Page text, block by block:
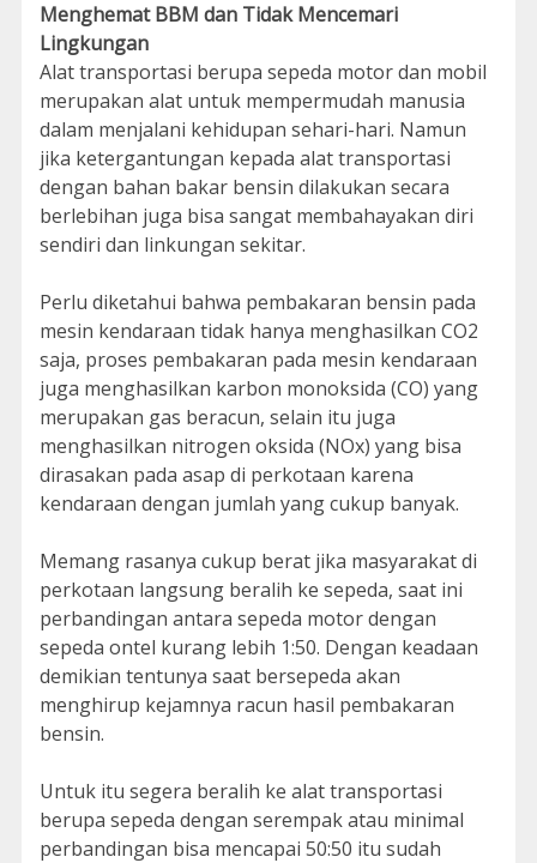
Menghemat BBM dan Tidak Mencemari
Lingkungan
Alat transportasi berupa sepeda motor dan mobil
merupakan alat untuk mempermudah manusia
dalam menjalani kehidupan sehari-hari. Namun
jika ketergantungan kepada alat transportasi
dengan bahan bakar bensin dilakukan secara
berlebihan juga bisa sangat membahayakan diri
sendiri dan linkungan sekitar.
Perlu diketahui bahwa pembakaran bensin pada
mesin kendaraan tidak hanya menghasilkan CO2
saja, proses pembakaran pada mesin kendaraan
juga menghasilkan karbon monoksida (CO) yang
merupakan gas beracun, selain itu juga
menghasilkan nitrogen oksida (NOx) yang bisa
dirasakan pada asap di perkotaan karena
kendaraan dengan jumlah yang cukup banyak.
Memang rasanya cukup berat jika masyarakat di
perkotaan langsung beralih ke sepeda, saat ini
perbandingan antara sepeda motor dengan
sepeda ontel kurang lebih 1:50. Dengan keadaan
demikian tentunya saat bersepeda akan
menghirup kejamnya racun hasil pembakaran
bensin.
Untuk itu segera beralih ke alat transportasi
berupa sepeda dengan serempak atau minimal
perbandingan bisa mencapai 50:50 itu sudah